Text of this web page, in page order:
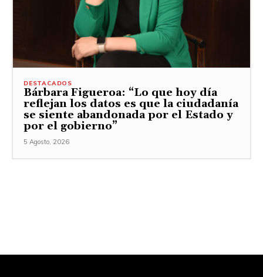
DESTACADOS
Bárbara Figueroa: “Lo que hoy día
reflejan los datos es que la ciudadanía
se siente abandonada por el Estado y
por el gobierno”
5 Agosto, 2026